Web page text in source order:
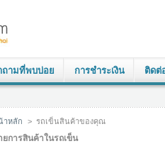
ถามที่พบบ่อย การชำระเงิน ติดต่
าหลัก > รถเข็นสินค้าของคุณ
ยการสินค้าในรถเข็น